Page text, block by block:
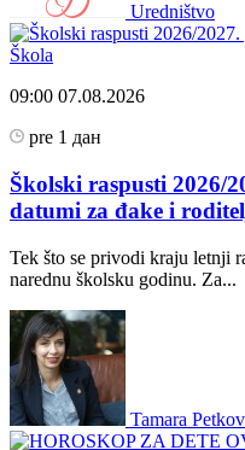
Uredništvo
Škola
09:00 07.08.2026
pre 1 дан
Školski raspusti 2026/
datumi za đake i
Tek što se privodi kraju letnji
narednu školsku godinu. Za...
Tamara